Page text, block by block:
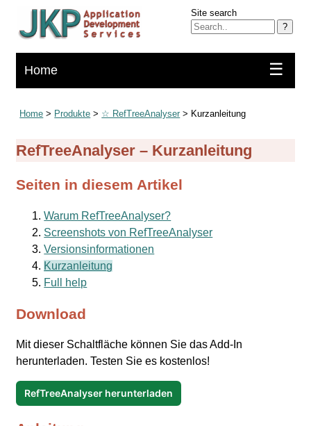
Site search
?
Home ☰
Home > Produkte > ☆ RefTreeAnalyser > Kurzanleitung
RefTreeAnalyser – Kurzanleitung
Seiten in diesem Artikel
Warum RefTreeAnalyser?
Screenshots von RefTreeAnalyser
Versionsinformationen
Kurzanleitung
Full help
Download
Mit dieser Schaltfläche können Sie das Add-In
herunterladen. Testen Sie es kostenlos!
RefTreeAnalyser herunterladen